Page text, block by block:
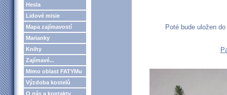
Hesla
Lidové misie
Mapa zajímavostí
Marianky
Knihy
Zajímavé...
Mimo oblast FATYMu
Výzdoba kostelů
O nás a kontakty
Poté bude uložen